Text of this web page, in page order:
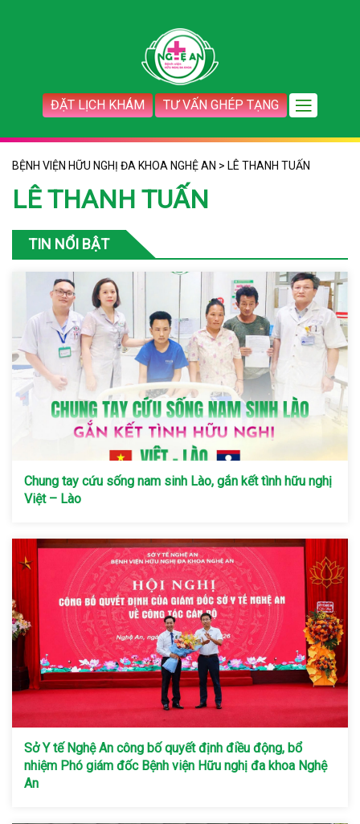
ĐẶT LỊCH KHÁM TƯ VẤN GHÉP TẠNG
BỆNH VIỆN HỮU NGHỊ ĐA KHOA NGHỆ AN > LÊ THANH TUẤN
LÊ THANH TUẤN
TIN NỔI BẬT
Chung tay cứu sống nam sinh Lào, gắn kết tình hữu nghị
Việt – Lào
Sở Y tế Nghệ An công bố quyết định điều động, bổ
nhiệm Phó giám đốc Bệnh viện Hữu nghị đa khoa Nghệ
An